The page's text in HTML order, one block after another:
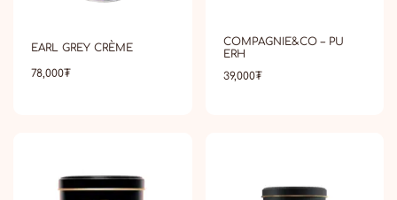
EARL GREY CRÈME
78,000₮
COMPAGNIE&CO – PU
ERH
39,000₮